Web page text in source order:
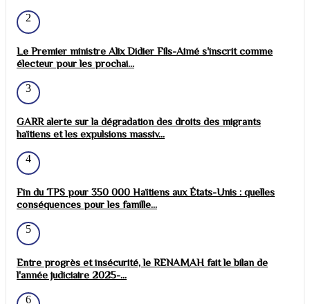
2
Le Premier ministre Alix Didier Fils-Aimé s'inscrit comme
électeur pour les prochai...
3
GARR alerte sur la dégradation des droits des migrants
haïtiens et les expulsions massiv...
4
Fin du TPS pour 350 000 Haïtiens aux États-Unis : quelles
conséquences pour les famille...
5
Entre progrès et insécurité, le RENAMAH fait le bilan de
l'année judiciaire 2025-...
6